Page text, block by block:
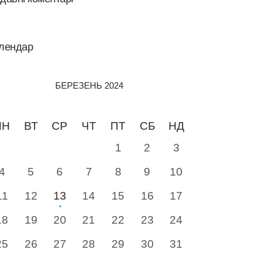
БЕРЕЗЕНЬ 2024
ВТ СР ЧТ ПТ СБ
НД
1
2
3
5 6 7 8 9
10
12 13 14 15 16
17
19 20 21 22 23
24
26 27 28 29 30 31